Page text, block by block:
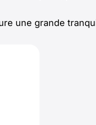
une grande